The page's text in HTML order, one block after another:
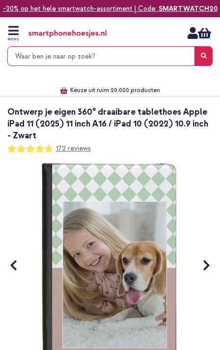
-20% op het hele smartwatch-assortiment | Code: SMARTWATCH20
naar
inhoud
MENU
Keuze uit ruim 20.000 producten
Ontwerp je eigen 360° draaibare tablethoes Apple
iPad 11 (2025) 11 inch A16 / iPad 10 (2022) 10.9 inch
- Zwart
Waardering:
94
100
172 reviews